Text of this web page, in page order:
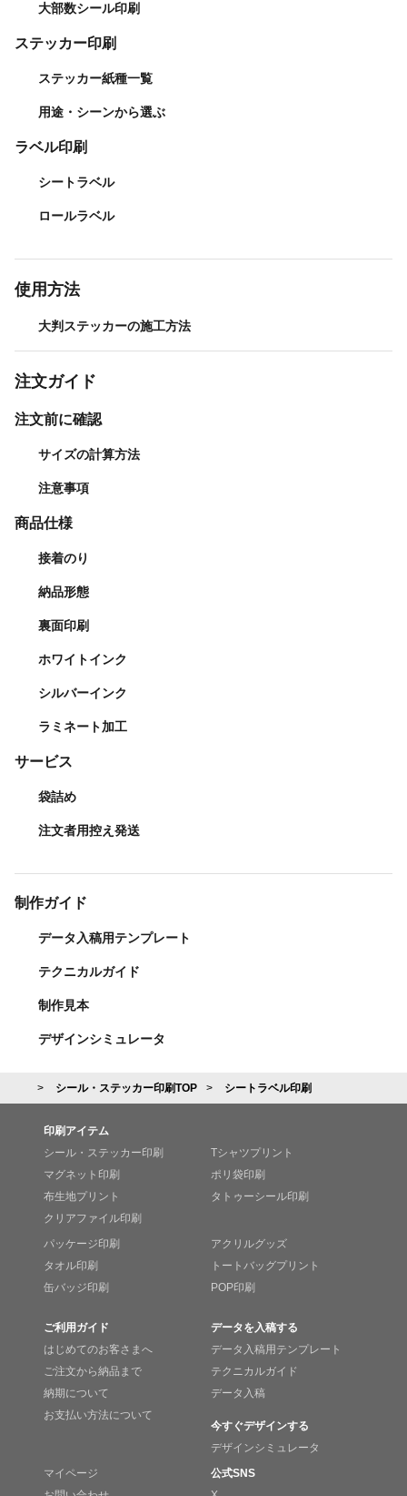
大部数シール印刷
ステッカー印刷
ステッカー紙種一覧
用途・シーンから選ぶ
ラベル印刷
シートラベル
ロールラベル
使用方法
大判ステッカーの施工方法
注文ガイド
注文前に確認
サイズの計算方法
注意事項
商品仕様
接着のり
納品形態
裏面印刷
ホワイトインク
シルバーインク
ラミネート加工
サービス
袋詰め
注文者用控え発送
制作ガイド
データ入稿用テンプレート
テクニカルガイド
制作見本
デザインシミュレータ
シール・ステッカー印刷TOP シートラベル印刷
印刷アイテム
シール・ステッカー印刷
マグネット印刷
布生地プリント
クリアファイル印刷
Tシャツプリント
ポリ袋印刷
タトゥーシール印刷
パッケージ印刷
タオル印刷
缶バッジ印刷
アクリルグッズ
トートバッグプリント
POP印刷
ご利用ガイド
はじめてのお客さまへ
ご注文から納品まで
納期について
お支払い方法について
データを入稿する
データ入稿用テンプレート
テクニカルガイド
データ入稿
今すぐデザインする
デザインシミュレータ
マイページ
公式SNS